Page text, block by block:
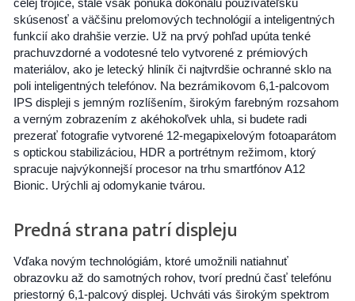
skúsenosť a väčšinu prelomových technológií a inteligentných
funkcií ako drahšie verzie. Už na prvý pohľad upúta tenké
prachuvzdorné a vodotesné telo vytvorené z prémiových
materiálov, ako je letecký hliník či najtvrdšie ochranné sklo na
poli inteligentných telefónov. Na bezrámikovom 6,1-palcovom
IPS displeji s jemným rozlíšením, širokým farebným rozsahom
a verným zobrazením z akéhokoľvek uhla, si budete radi
prezerať fotografie vytvorené 12-megapixelovým fotoaparátom
s optickou stabilizáciou, HDR a portrétnym režimom, ktorý
spracuje najvýkonnejší procesor na trhu smartfónov A12
Bionic. Urýchli aj odomykanie tvárou.
Predná strana patrí displeju
Vďaka novým technológiám, ktoré umožnili natiahnuť
obrazovku až do samotných rohov, tvorí prednú časť telefónu
priestorný 6,1-palcový displej. Uchváti vás širokým spektrom